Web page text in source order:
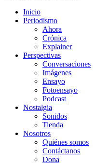
Inicio
Periodismo
Ahora
Crónica
Explainer
Perspectivas
Conversaciones
Imágenes
Ensayo
Fotoensayo
Podcast
Nostalgia
Sonidos
Tienda
Nosotros
Quiénes somos
Contáctanos
Dona